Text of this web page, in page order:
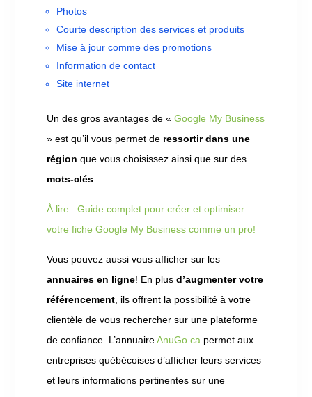
Photos
Courte description des services et produits
Mise à jour comme des promotions
Information de contact
Site internet
Un des gros avantages de «Google My Business
» est qu’il vous permet de ressortir dans une
région que vous choisissez ainsi que sur des
mots-clés.
À lire : Guide complet pour créer et optimiser
votre fiche Google My Business comme un pro!
Vous pouvez aussi vous afficher sur les
annuaires en ligne! En plusd’augmenter votre
référencement, ils offrent la possibilité à votre
clientèle de vous rechercher sur une plateforme
de confiance. L’annuaireAnuGo.ca permet aux
entreprises québécoises d’afficher leurs services
et leurs informations pertinentes sur une